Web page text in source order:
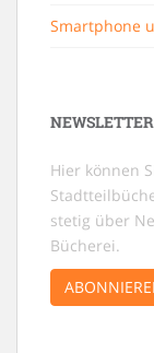
Smartphone
Hier können
stetig über
Bücherei.